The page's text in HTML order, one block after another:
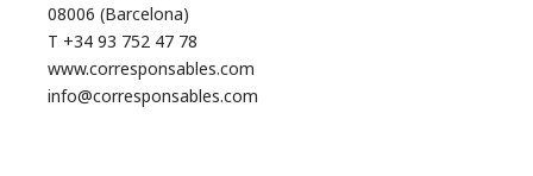
08006 (Barcelona)
T +34 93 752 47 78
www.corresponsables.com
info@corresponsables.com